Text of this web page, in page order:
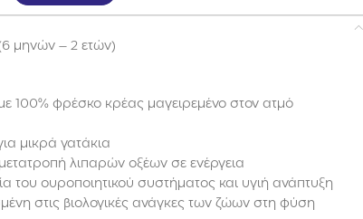
μηνών – 2 ετών)
100% φρέσκο κρέας μαγειρεμένο στον ατμό
μικρά γατάκια
λιπαρών οξέων σε ενέργεια
του ουροποιητικού συστήματος και υγιή ανάπτυξη
στις βιολογικές ανάγκες των ζώων στη φύση